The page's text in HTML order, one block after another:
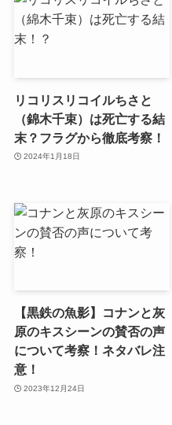
リコリスリコイルちさと
（錦木千束）は死亡する結
末？フラグから徹底考察！
2024年1月18日
【黒鉄の魚影】コナンと灰
原のキスシーンの賛否の声
について考察！ネタバレ注
意！
2023年12月24日